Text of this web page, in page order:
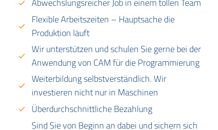
Flexible Arbeitszeiten – Hauptsache die
Produktion läuft
Wir unterstützen und schulen Sie gerne bei der
Anwendung von CAM für die Programmierung
Weiterbildung selbstverständlich. Wir
investieren nicht nur in Maschinen
Überdurchschnittliche Bezahlung
Sind Sie von Beginn an dabei und sichern sich